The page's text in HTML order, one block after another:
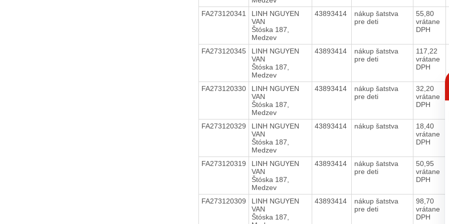
FA273120341
LINH NGUYEN
VAN
Štóska 187,
Medzev
43893414
nákup šatstva
pre deti
55,80
vrátane
DPH
FA273120345
LINH NGUYEN
VAN
Štóska 187,
Medzev
43893414
nákup šatstva
pre deti
117,22
vrátane
DPH
FA273120330
LINH NGUYEN
VAN
Štóska 187,
Medzev
43893414
nákup šatstva
pre deti
32,20
vrátane
DPH
FA273120329
LINH NGUYEN
VAN
Štóska 187,
Medzev
43893414 nákup šatstva
18,40
vrátane
DPH
FA273120319
LINH NGUYEN
VAN
Štóska 187,
Medzev
43893414
nákup šatstva
pre deti
50,95
vrátane
DPH
FA273120309
LINH NGUYEN
VAN
Štóska 187,
43893414
nákup šatstva
pre deti
98,70
vrátane
DPH